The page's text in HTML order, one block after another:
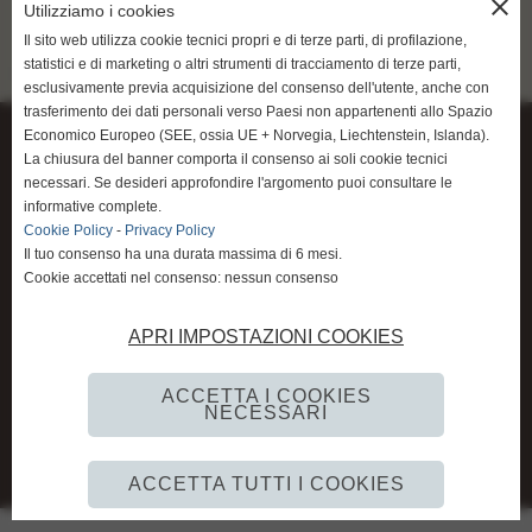
LINEAPELLE Settembre 2026
Conceria AMBASSADOR S.p.A.
P.Iva 01027140506
Via del Fontino, 7/11 - 56029 S.CROCE SULL´ARNO (PI) Italy
Tel. 0571 30021 - 0571 35034, info@ambassadorconceria.it
Privacy Policy - Cookie Policy
resta su italiano
go to english
http://www.eng.ambassadorconceria.it/
close
Utilizziamo i cookies
Il sito web utilizza cookie tecnici propri e di terze parti, di profilazione,
statistici e di marketing o altri strumenti di tracciamento di terze parti,
esclusivamente previa acquisizione del consenso dell'utente, anche con
trasferimento dei dati personali verso Paesi non appartenenti allo Spazio
Economico Europeo (SEE, ossia UE + Norvegia, Liechtenstein, Islanda).
La chiusura del banner comporta il consenso ai soli cookie tecnici
necessari. Se desideri approfondire l'argomento puoi consultare le
informative complete.
Cookie Policy - Privacy Policy
Il tuo consenso ha una durata massima di 6 mesi.
Cookie accettati nel consenso: nessun consenso
APRI IMPOSTAZIONI COOKIES
ACCETTA I COOKIES
NECESSARI
ACCETTA TUTTI I COOKIES